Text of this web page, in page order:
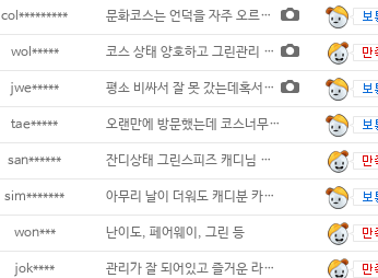
col********* 문화코스는 언덕을 자주 오르지만 페어웨이
wol***** 코스 상태 양호하고 그린관리 잘됨...
jwe***** 평소 비싸서 잘 못 갔는데혹서기라 할인받아
tae***** 오랜만에 방문했는데 코스너무 좋았고,
san****** 잔디상태 그린스피즈 캐디님 뭐 하나 부족하지
sim******* 아무리 날이 더워도 캐디분 카트에만 있으면
won*** 난이도, 페어웨이, 그린 등
jok**** 관리가 잘 되어있고 즐거운 라운딩이었습니다.